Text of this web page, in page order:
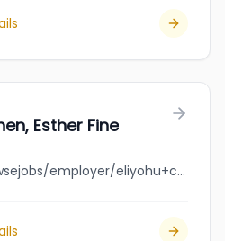
Esther Fine
jobbank.gc.ca/browsejobs/employer/eliyohu+cohen%2C+esther+fine/ca